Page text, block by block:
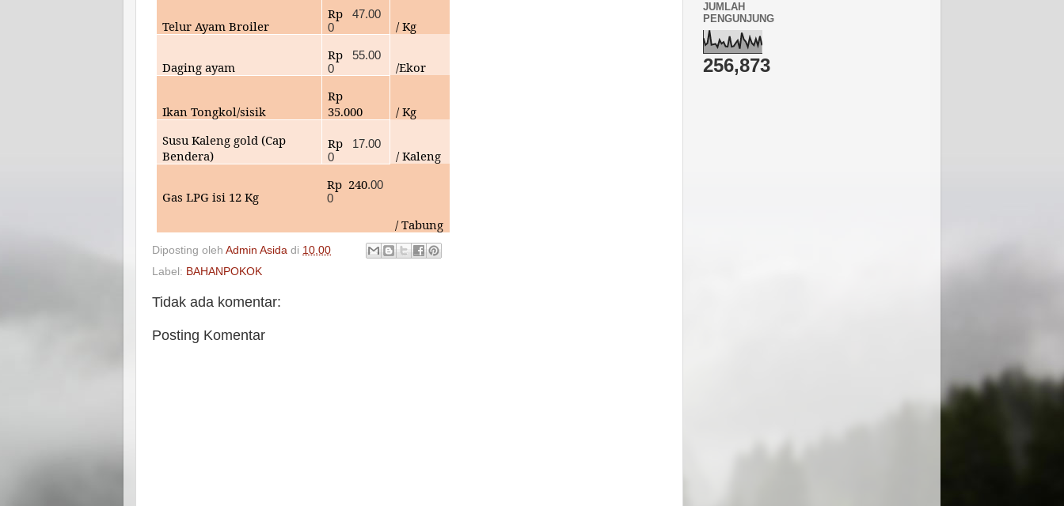
Telur Ayam Broiler
Rp
47.00
0
/ Kg
Daging ayam
Rp
55.00
0
/Ekor
Ikan Tongkol/sisik
Rp
35.000
/ Kg
Susu Kaleng gold (Cap
Bendera)
Rp
17.00
0
/ Kaleng
Gas LPG isi 12 Kg
Rp 240.00
0
/ Tabung
Diposting oleh Admin Asida di 10.00
Label: BAHANPOKOK
Tidak ada komentar:
Posting Komentar
JUMLAH
PENGUNJUNG
256,873